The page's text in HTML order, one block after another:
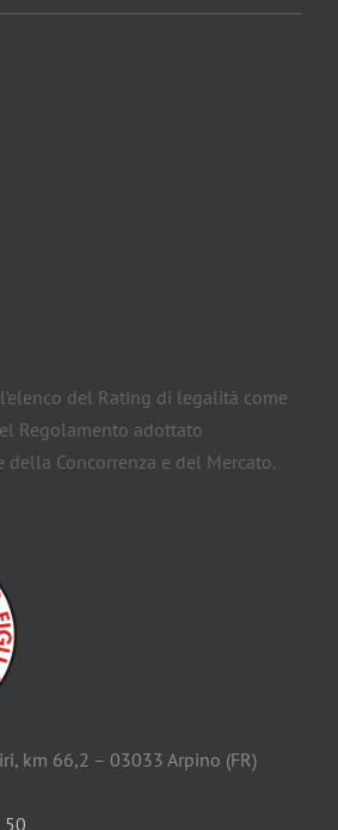
del Rating di legalità come
Regolamento adottato
della Concorrenza e del Mercato.
km 66,2 – 03033 Arpino (FR)
50